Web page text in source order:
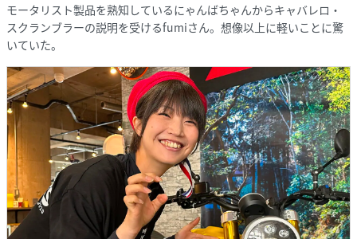
モータリスト製品を熟知しているにゃんばちゃんからキャバレロ・
スクランブラーの説明を受けるfumiさん。想像以上に軽いことに驚
いていた。